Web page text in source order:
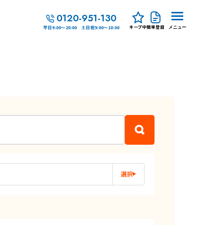
0120-951-130
平日9:00～20:00 土日祝9:00～18:00 キープ中簡単登録 メニュー
選択